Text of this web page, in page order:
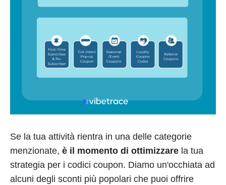
Se la tua attività rientra in una delle categorie
menzionate, è il momento di ottimizzare la tua
strategia per i codici coupon. Diamo un'occhiata ad
alcuni degli sconti più popolari che puoi offrire